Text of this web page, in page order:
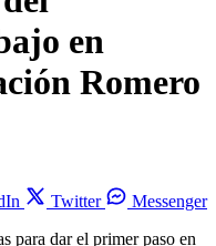
en
Romero
Twitter
Messenger
para dar el primer paso en